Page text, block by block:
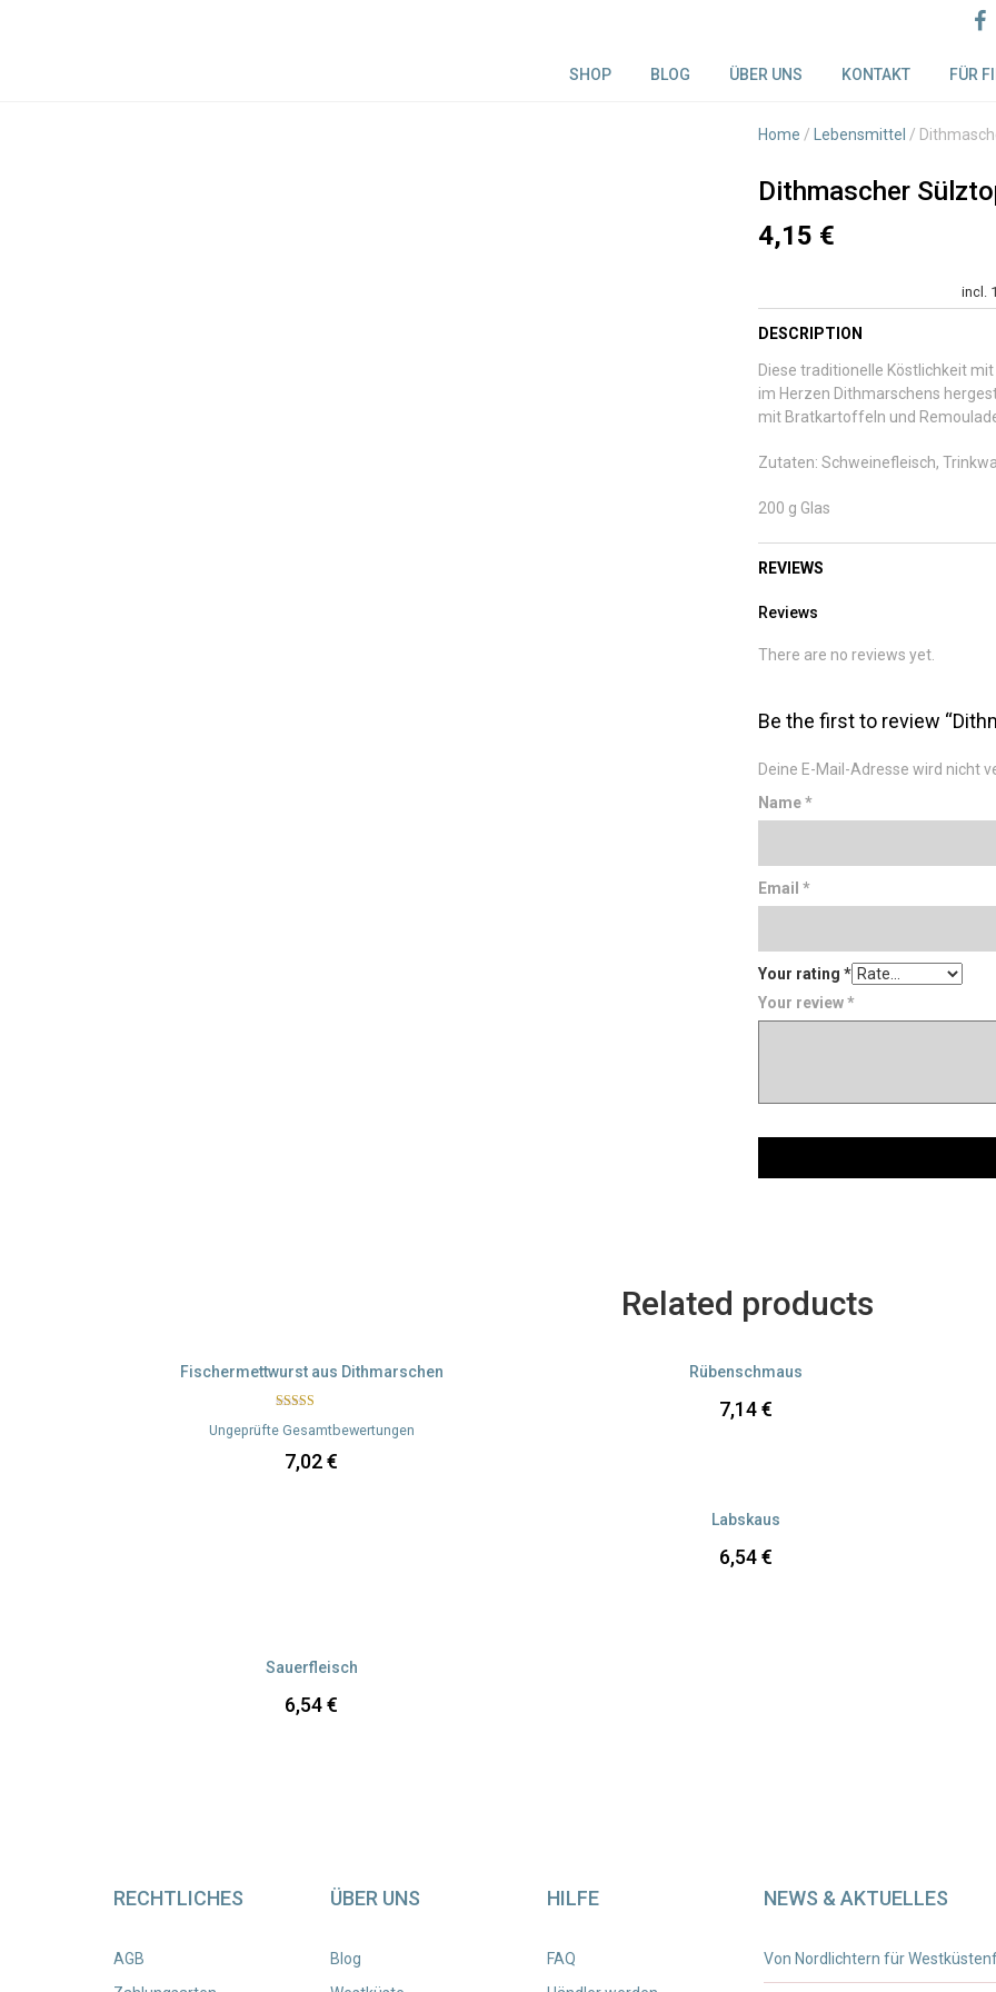
SHOP BLOG ÜBER UNS KONTAKT FÜR
Home / Lebensmittel /
Dithmascher
4,15 €
incl.
DESCRIPTION
Diese traditionelle Köstlichkeit
im Herzen Dithmarschens
mit Bratkartoffeln und
Zutaten: Schweinefleisch,
200 g Glas
REVIEWS
Reviews
There are no reviews yet.
Be the first to review
Deine E-Mail-Adresse wird nicht
Name*
Email *
Your rating *
Your review*
Related products
Fischermettwurst aus Dithmarschen
5.00
Ungeprüfte Gesamtbewertungen
7,02€
Rübenschmaus
7,14€
Labskaus
6,54€
Sauerfleisch
6,54€
RECHTLICHES
AGB
ÜBER UNS
Blog
HILFE
FAQ
NEWS & AKTUELLES
Von Nordlichtern für